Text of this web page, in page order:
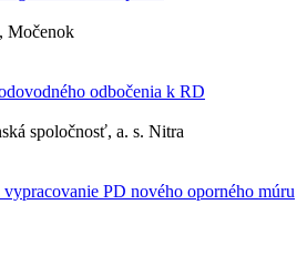
Močenok
odbočenia k RD
spoločnosť, a. s. Nitra
PD nového oporného múru